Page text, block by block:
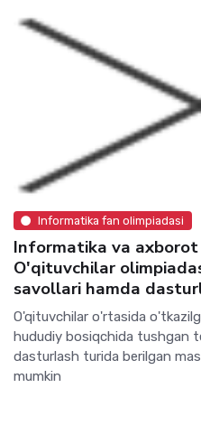
Informatika fan olimpiadasi
Informatika va
O'qituvchilar
savollari hamda
O'qituvchilar o'rtasida
hududiy bosiqchida tushgan
dasturlash turida berilgan
mumkin